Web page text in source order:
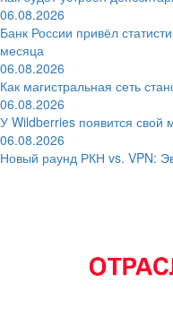
06.08.2026
Банк России привёл
месяца
06.08.2026
Как магистральная сеть
06.08.2026
У Wildberries появится свой
06.08.2026
Новый раунд РКН vs. VPN: